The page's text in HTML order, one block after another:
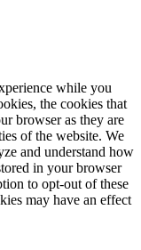
while you
the cookies that
browser as they are
of the website. We
and understand how
in your browser
to opt-out of these
may have an effect